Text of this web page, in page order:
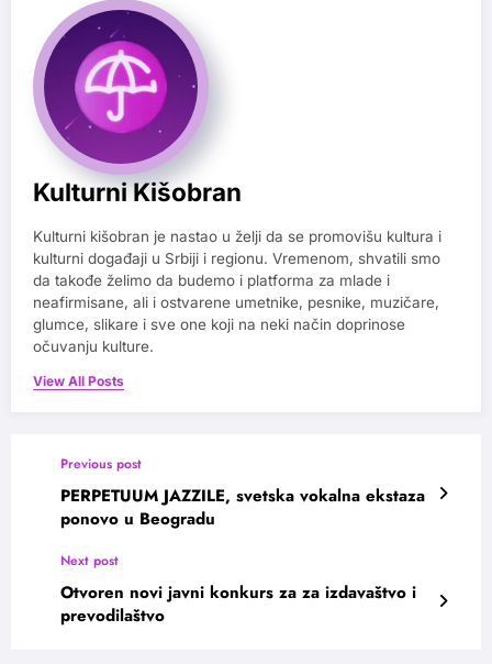
Kulturni Kišobran
Kulturni kišobran je nastao u želji da se promovišu kultura i
kulturni događaji u Srbiji i regionu. Vremenom, shvatili smo
da takođe želimo da budemo i platforma za mlade i
neafirmisane, ali i ostvarene umetnike, pesnike, muzičare,
glumce, slikare i sve one koji na neki način doprinose
očuvanju kulture.
View All Posts
Previous post
PERPETUUM JAZZILE, svetska vokalna ekstaza
ponovo u Beogradu
Next post
Otvoren novi javni konkurs za za izdavaštvo i
prevodilaštvo